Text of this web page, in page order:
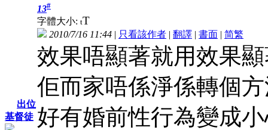
出位
基督徒
13#
字體大小: tT
2010/7/16 11:44 | 只看該作者 | 翻譯 | 書面 | 简繁
效果唔顯著就用效果
佢而家唔係淨係轉個
好有婚前性行為變成